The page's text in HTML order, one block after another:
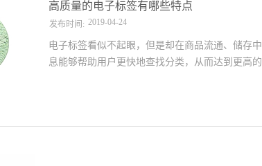
统来进行解锁，当物品被非法取走之后，采用没
高质量的电子标签有哪些特点
发布时间: 2019-04-24
电子标签看似不起眼，但是却在商品流通、储存
息能够帮助用户更快地查找分类，从而达到更高
靠电子标签重要的便是能够做到安全可靠。电子
好的电子标签采用的是加密的电子标签，需要公